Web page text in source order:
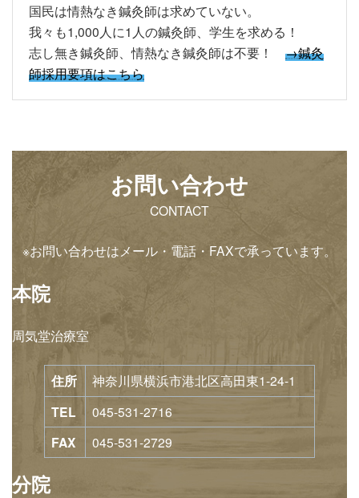
国民は情熱なき鍼灸師は求めていない。
我々も1,000人に1人の鍼灸師、学生を求める！
志し無き鍼灸師、情熱なき鍼灸師は不要！ →鍼灸
師採用要項はこちら
お問い合わせ
CONTACT
※お問い合わせはメール・電話・FAXで承っています。
本院
周気堂治療室
住所 神奈川県横浜市港北区高田東1-24-1
TEL 045-531-2716
FAX 045-531-2729
分院